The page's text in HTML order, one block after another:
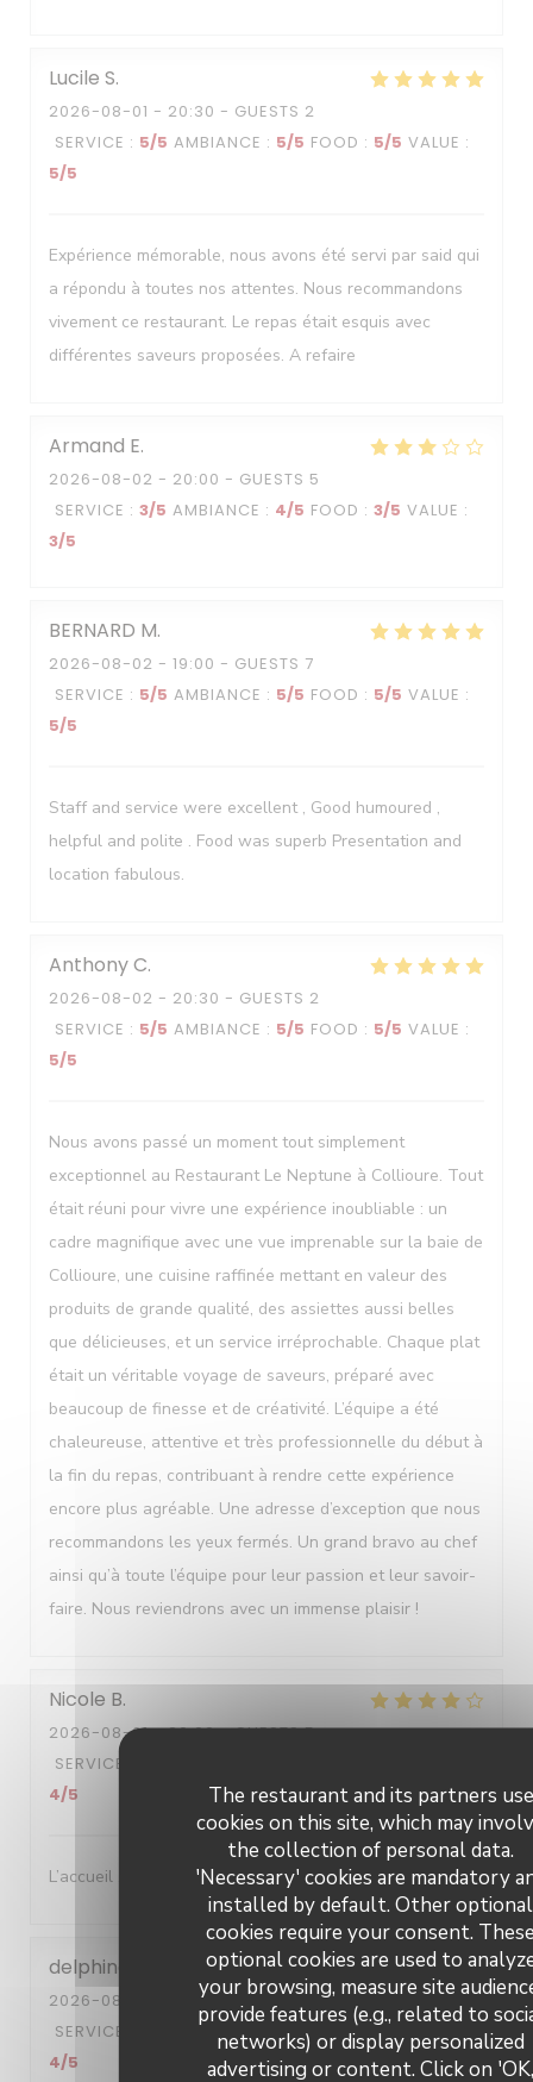
The restaurant and its partners use
cookies on this site, which may
the collection of personal data.
'Necessary' cookies are mandatory
installed by default. Other optional
cookies require your consent.
optional cookies are used to
your browsing, measure site
provide features (e.g., related to
networks) or display personalized
advertising or content. Click on
Lucile S
2026-08-01 - 20:30 - GUESTS 2
SERVICE : 5/5 AMBIANCE : 5/5 FOOD : 5/5 VALUE :
5/5
Expérience mémorable, nous avons été servi par said qui
a répondu à toutes nos attentes. Nous recommandons
vivement ce restaurant. Le repas était esquis avec
différentes saveurs proposées. A refaire
Armand E
2026-08-02 - 20:00 - GUESTS 5
SERVICE : 3/5 AMBIANCE : 4/5 FOOD : 3/5 VALUE :
3/5
BERNARD M
2026-08-02 - 19:00 - GUESTS 7
SERVICE : 5/5 AMBIANCE : 5/5 FOOD : 5/5 VALUE :
5/5
Staff and service were excellent , Good humoured ,
helpful and polite . Food was superb Presentation and
location fabulous.
AnthonyC
2026-08-02 - 20:30 - GUESTS 2
SERVICE : 5/5 AMBIANCE : 5/5 FOOD : 5/5 VALUE :
5/5
Nous avons passé un moment tout simplement
exceptionnel au Restaurant Le Neptune à Collioure. Tout
était réuni pour vivre une expérience inoubliable : un
cadre magnifique avec une vue imprenable sur la baie de
Collioure, une cuisine raffinée mettant en valeur des
produits de grande qualité, des assiettes aussi belles
que délicieuses, et un service irréprochable. Chaque plat
était un véritable voyage de saveurs, préparé avec
beaucoup de finesse et de créativité. L’équipe a été
chaleureuse, attentive et très professionnelle du début à
la fin du repas, contribuant à rendre cette expérience
encore plus agréable. Une adresse d’exception que nous
recommandons les yeux fermés. Un grand bravo au chef
ainsi qu’à toute l’équipe pour leur passion et leur savoir-
faire. Nous reviendrons avec un immense plaisir !
Nicole B
2026-08-01- 20:00 - GUESTS 5
SERVICE
4/5
L’accueil , le cadre , les plats sont délicats et succulents
delphine
2026-08-01
- 19:00 - GUESTS 2
SERVICE
AMBIANCE 4/5 FOOD 5 /5 VALUE
4/5